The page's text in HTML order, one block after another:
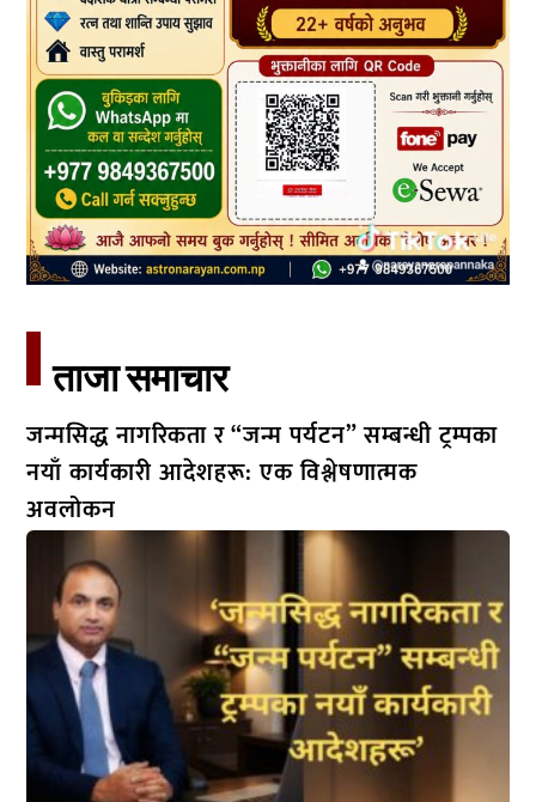
ताजा समाचार​
जन्मसिद्ध नागरिकता र “जन्म पर्यटन” सम्बन्धी ट्रम्पका
नयाँ कार्यकारी आदेशहरू: एक विश्लेषणात्मक
अवलोकन